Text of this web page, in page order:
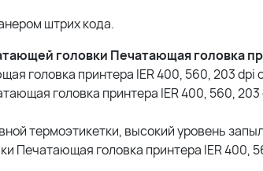
штрих кода.
головки Печатающая головка
головка принтера IER 400, 560, 203
головка принтера IER 400, 560,
термоэтикетки, высокий уровень
Печатающая головка принтера IER 400,